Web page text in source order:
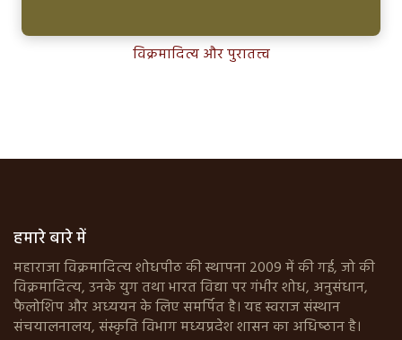
विक्रमादित्य और पुरातत्त्व
हमारे बारे में
महाराजा विक्रमादित्‍य शोधपीठ की स्‍थापना 2009 में की गई, जो की
विक्रमादित्‍य, उनके युग तथा भारत विद्या पर गंभीर शोध, अनुसंधान,
फैलोशिप और अध्‍ययन के लिए समर्पित है। यह स्‍वराज संस्‍थान
संचयालनालय, संस्‍कृति विभाग मध्‍यप्रदेश शासन का अधिष्‍ठान है।